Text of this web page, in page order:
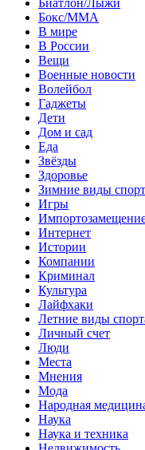
Биатлон/Лыжи
Бокс/MMA
В мире
В России
Вещи
Военные новости
Волейбол
Гаджеты
Дети
Дом и сад
Еда
Звёзды
Здоровье
Зимние виды
Игры
Интернет
Истории
Компании
Криминал
Культура
Лайфхаки
Летние виды
Личный счет
Люди
Места
Мнения
Мода
Народная
Наука
Наука и техника